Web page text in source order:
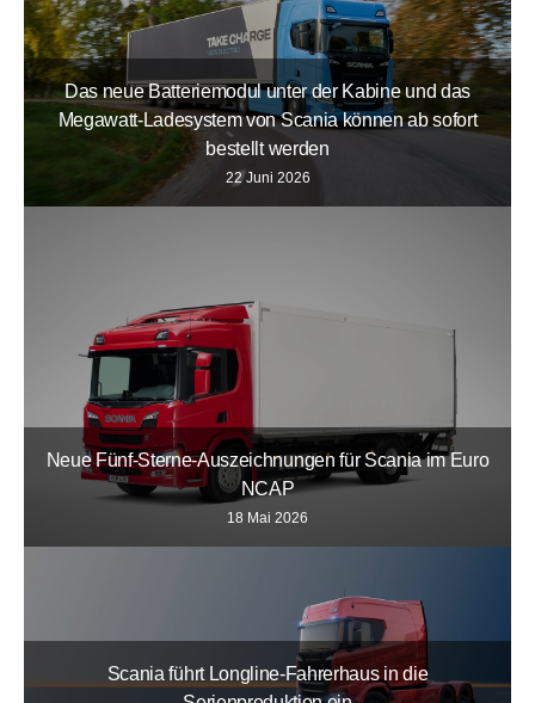
Das neue Batteriemodul unter der Kabine und das
Megawatt-Ladesystem von Scania können ab sofort
bestellt werden
22 Juni 2026
Neue Fünf-Sterne-Auszeichnungen für Scania im Euro
NCAP
18 Mai 2026
Scania führt Longline-Fahrerhaus in die